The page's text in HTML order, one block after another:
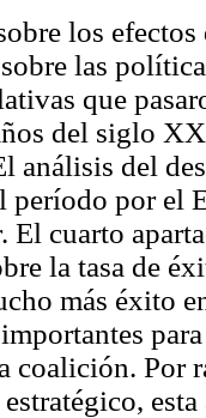
los
las
que
del siglo
análisis del
período por
El cuarto
la tasa de
más éxito
coalición. Por